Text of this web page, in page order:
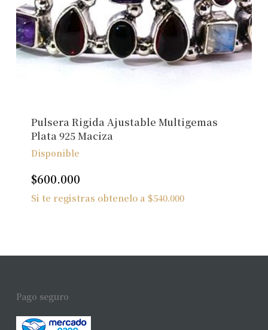
Pulsera Rigida Ajustable Multigemas
Plata 925 Maciza
Disponible
$600.000
Si te registras obtenelo a $540.000
Pago seguro